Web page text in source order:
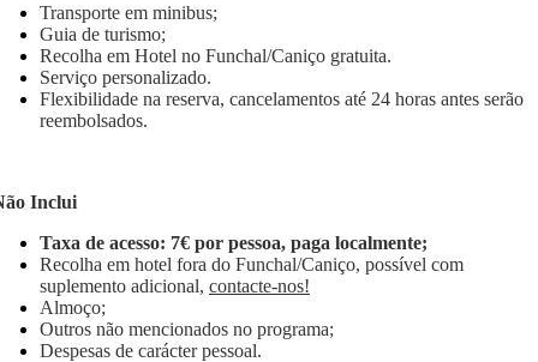
Transporte em minibus;
Guia de turismo;
Recolha em Hotel no Funchal/Caniço gratuita.
Serviço personalizado.
Flexibilidade na reserva, cancelamentos até 24 horas antes serão
reembolsados.
Inclui
Taxa de acesso: 7€ por pessoa, paga localmente;
Recolha em hotel fora do Funchal/Caniço, possível com
suplemento adicional, contacte-nos!
Almoço;
Outros não mencionados no programa;
Despesas de carácter pessoal.